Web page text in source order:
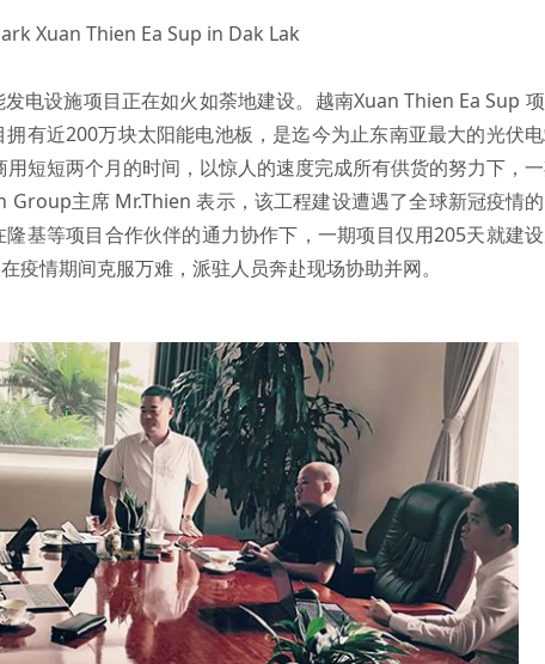
Xuan Thien Ea Sup in Dak Lak
电设施项目正在如火如荼地建设。越南Xuan Thien Ea Sup
有近200万块太阳能电池板，是迄今为止东南亚最大的光伏
短短两个月的时间，以惊人的速度完成所有供货的努力下，
主席 Mr.Thien 表示，该工程建设遭遇了全球新冠疫情的
基等项目合作伙伴的通力协作下，一期项目仅用205天就建
疫情期间克服万难，派驻人员奔赴现场协助并网。